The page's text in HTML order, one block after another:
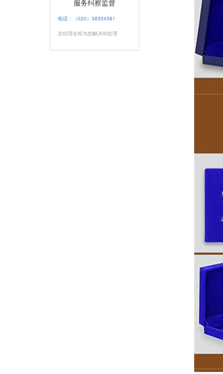
服务纠察监督
电话：（020）38354381
总经理全程为您解决和处理